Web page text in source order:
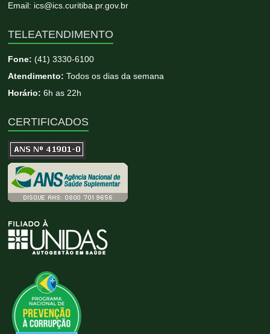
Email: ics@ics.curitiba.pr.gov.br
TELEATENDIMENTO
Fone:(41) 3330-6100
Atendimento: Todos os dias da semana
Horário: 6h as 22h
CERTIFICADOS